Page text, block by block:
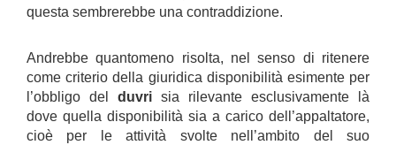
questa sembrerebbe una contraddizione.
Andrebbe quantomeno risolta, nel senso di ritenere
come criterio della giuridica disponibilità esimente per
l’obbligo del duvri sia rilevante esclusivamente là
dove quella disponibilità sia a carico dell’appaltatore,
cioè per le attività svolte nell’ambito del suo